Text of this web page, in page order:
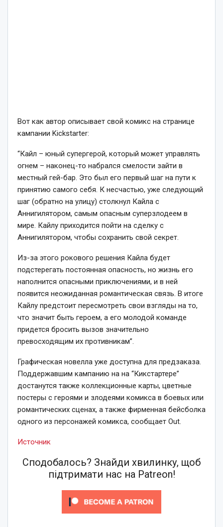
Вот как автор описывает свой комикс на странице
кампании Kickstarter:
“Кайл – юный супергерой, который может управлять
огнем – наконец-то набрался смелости зайти в
местный гей-бар. Это был его первый шаг на пути к
принятию самого себя. К несчастью, уже следующий
шаг (обратно на улицу) столкнул Кайла с
Аннигилятором, самым опасным суперзлодеем в
мире. Кайлу приходится пойти на сделку с
Аннигилятором, чтобы сохранить свой секрет.
Из-за этого рокового решения Кайла будет
подстерегать постоянная опасность, но жизнь его
наполнится опасными приключениями, и в ней
появится неожиданная романтическая связь. В итоге
Кайлу предстоит пересмотреть свои взгляды на то,
что значит быть героем, а его молодой команде
придется бросить вызов значительно
превосходящим их противникам”.
Графическая новелла уже доступна для предзаказа.
Поддержавшим кампанию на на “Кикстартере”
достанутся также коллекционные карты, цветные
постеры с героями и злодеями комикса в боевых или
романтических сценах, а также фирменная бейсболка
одного из персонажей комикса, сообщает Out.
Источник
Сподобалось? Знайди хвилинку, щоб
підтримати нас на Patreon!